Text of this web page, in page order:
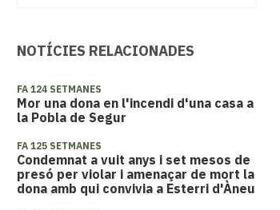
NOTÍCIES RELACIONADES
FA 124 SETMANES
Mor una dona en l'incendi d'una casa a
la Pobla de Segur
FA 125 SETMANES
Condemnat a vuit anys i set mesos de
presó per violar i amenaçar de mort la
dona amb qui convivia a Esterri d'Àneu